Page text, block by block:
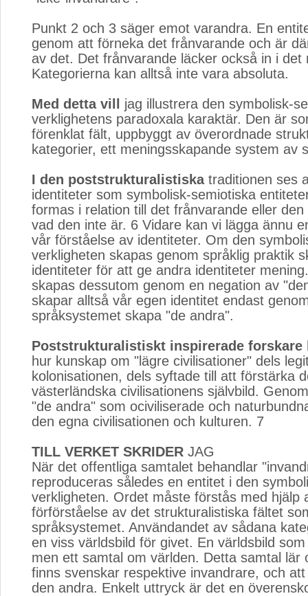
Punkt 2 och 3 säger emot varandra. En
genom att förneka det frånvarande och är
av det. Det frånvarande läcker också in i det
Kategorierna kan alltså inte vara absoluta.
Med detta vill
jag illustrera den symbolisk-
verklighetens paradoxala karaktär. Den är
förenklat fält, uppbyggt av överordnade
kategorier, ett meningsskapande system av
I den poststrukturalistiskatraditionen ses
identiteter som symbolisk-semiotiska
formas i relation till det frånvarande eller
vad den inte är. 6 Vidare kan vi lägga ännu
vår förståelse av identiteter. Om den
verkligheten skapas genom språklig praktik
identiteter för att ge andra identiteter
skapas dessutom genom en negation av
skapar alltså vår egen identitet endast
språksystemet skapa "de andra".
Poststrukturalistiskt inspirerade forskare
hur kunskap om "lägre civilisationer" dels
kolonisationen, dels syftade till att förstärka
västerländska civilisationens självbild.
"de andra" som ociviliserade och
den egna civilisationen och kulturen. 7
TILL VERKET SKRIDER JAG
När det offentliga samtalet behandlar
reproduceras således en entitet i den
verkligheten. Ordet måste förstås med hjälp
förförståelse av det strukturalistiska fältet
språksystemet. Användandet av sådana
en viss världsbild för givet. En världsbild
men ett samtal om världen. Detta samtal lär
finns svenskar respektive invandrare, och
den andra. Enkelt uttryck är det en